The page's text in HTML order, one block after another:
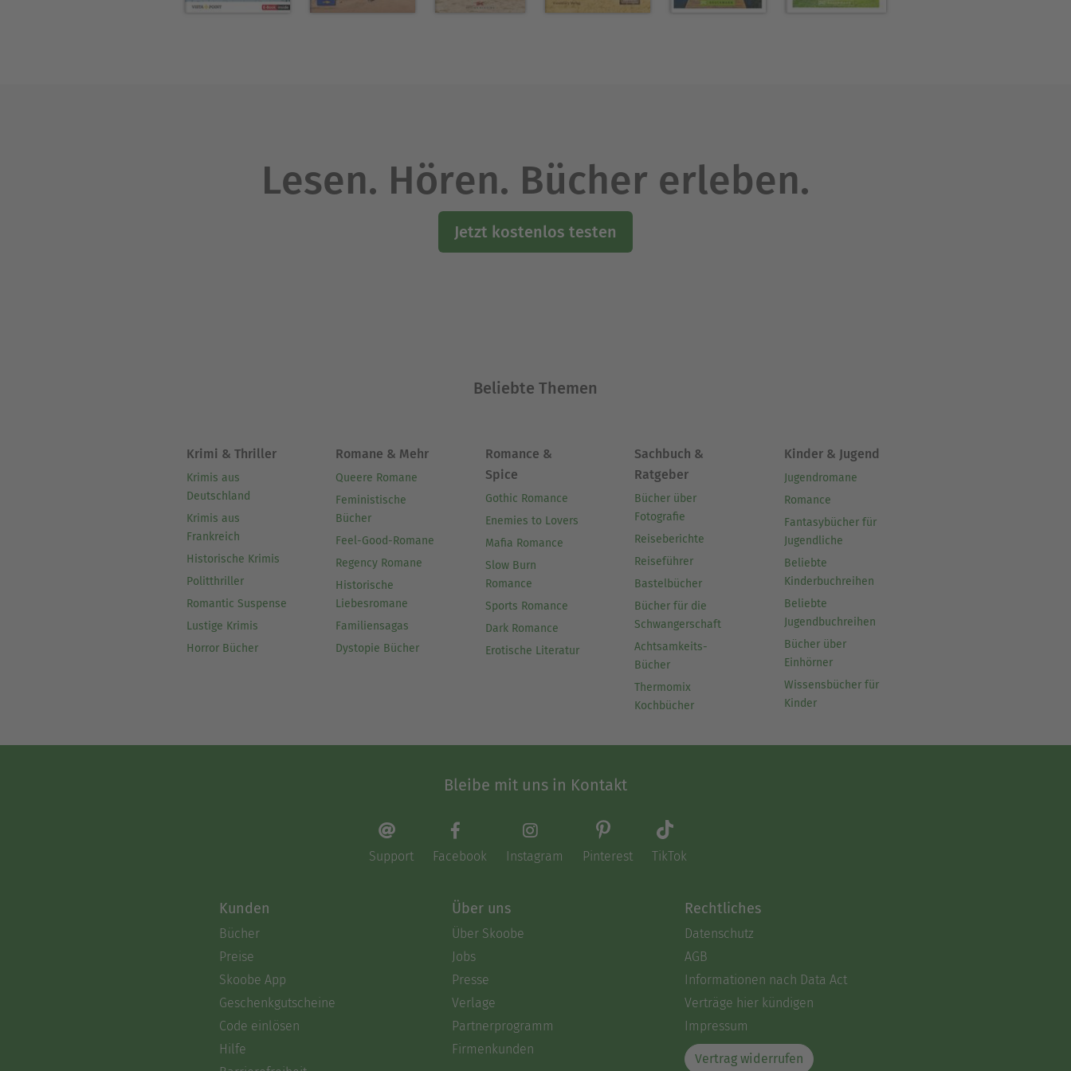
Lesen. Hören. Bücher erleben.
Jetzt kostenlos testen
Beliebte Themen
Krimi & Thriller
Krimis aus
Deutschland
Krimis aus
Frankreich
Historische Krimis
Politthriller
Romantic Suspense
Lustige Krimis
Horror Bücher
Romane & Mehr
Queere Romane
Feministische
Bücher
Feel-Good-Romane
Regency Romane
Historische
Liebesromane
Familiensagas
Dystopie Bücher
Romance &
Spice
Gothic Romance
Enemies to Lovers
Mafia Romance
Slow Burn
Romance
Sports Romance
Dark Romance
Erotische Literatur
Sachbuch &
Ratgeber
Bücher über
Fotografie
Reiseberichte
Reiseführer
Bastelbücher
Bücher für die
Schwangerschaft
Achtsamkeits-
Bücher
Thermomix
Kochbücher
Kinder & Jugend
Jugendromane
Romance
Fantasybücher für
Jugendliche
Beliebte
Kinderbuchreihen
Beliebte
Jugendbuchreihen
Bücher über
Einhörner
Wissensbücher für
Kinder
Bleibe mit uns in Kontakt
Support Facebook Instagram Pinterest TikTok
Kunden
Bücher
Preise
Skoobe App
Geschenkgutscheine
Code einlösen
Hilfe
Über uns
Über Skoobe
Jobs
Presse
Verlage
Partnerprogramm
Firmenkunden
Rechtliches
Datenschutz
AGB
Informationen nach Data Act
Verträge hier kündigen
Impressum
Vertrag widerrufen